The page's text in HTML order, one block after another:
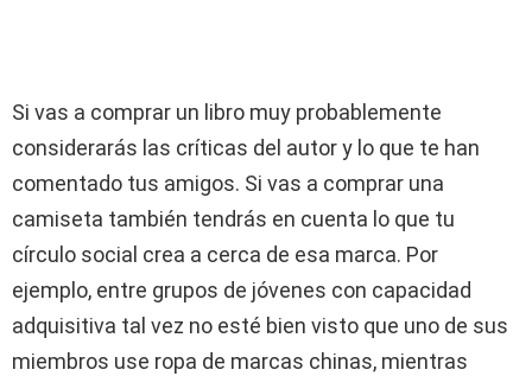
Si vas a comprar un libro muy probablemente
considerarás las críticas del autor y lo que te han
comentado tus amigos. Si vas a comprar una
camiseta también tendrás en cuenta lo que tu
círculo social crea a cerca de esa marca. Por
ejemplo, entre grupos de jóvenes con capacidad
adquisitiva tal vez no esté bien visto que uno de sus
miembros use ropa de marcas chinas, mientras